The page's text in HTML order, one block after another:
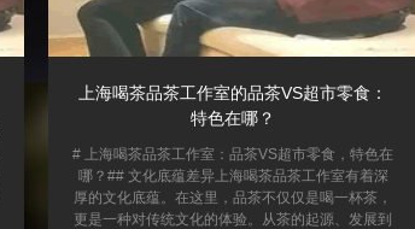
上海喝茶品茶工作室的品茶VS超市零食：
特色在哪？
# 上海喝茶品茶工作室：品茶VS超市零食，特色在
哪？## 文化底蕴差异上海喝茶品茶工作室有着深
厚的文化底蕴。在这里，品茶不仅仅是喝一杯茶，
更是一种对传统文化的体验。从茶的起源、发展到